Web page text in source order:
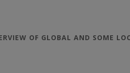
OF GLOBAL AND SOME